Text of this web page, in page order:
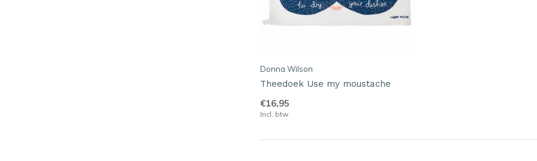
Donna Wilson
Theedoek Use my moustache
€16,95
Incl. btw